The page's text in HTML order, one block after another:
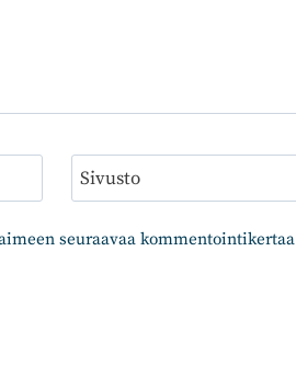
Sivusto
seuraavaa kommentointikertaa